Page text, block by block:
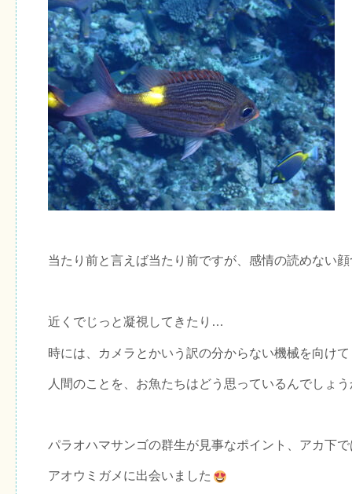
当たり前と言えば当たり前ですが、感情の読めない
近くでじっと凝視してきたり…
時には、カメラとかいう訳の分からない機械を向け
人間のことを、お魚たちはどう思っているんでしょ
パラオハマサンゴの群生が見事なポイント、アカ下で
アオウミガメに出会いました